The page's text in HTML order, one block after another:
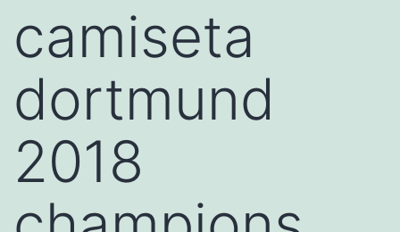
camiseta
dortmund
2018